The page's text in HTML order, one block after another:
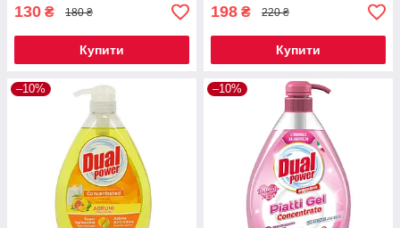
130 ₴ 180 ₴
Купити
198 ₴ 220 ₴
Купити
–10% –10%